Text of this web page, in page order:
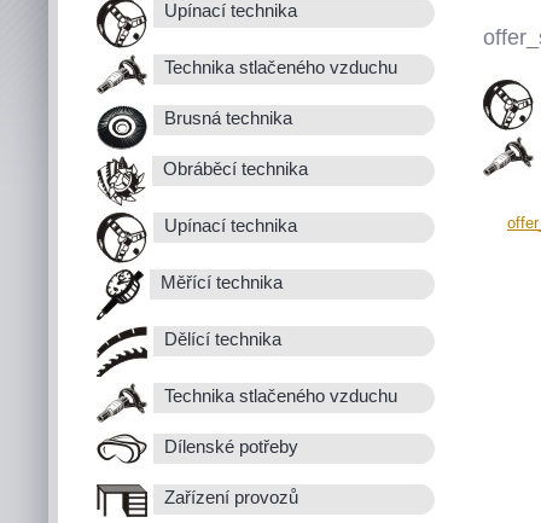
Upínací technika
Technika stlačeného vzduchu
Brusná technika
Obráběcí technika
Upínací technika
Měřící technika
Dělící technika
Technika stlačeného vzduchu
Dílenské potřeby
Zařízení provozů